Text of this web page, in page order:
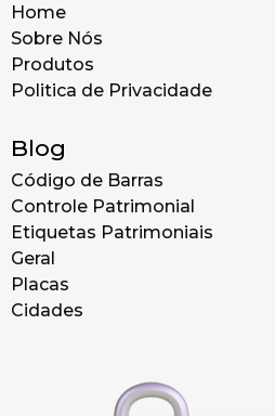
Home
Sobre Nós
Produtos
Politica de Privacidade
Blog
Código de Barras
Controle Patrimonial
Etiquetas Patrimoniais
Geral
Placas
Cidades